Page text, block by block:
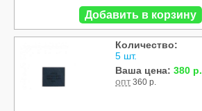
Добавить в корзину
Количество:
5 шт.
Ваша цена: 380 р.
опт 360 р.